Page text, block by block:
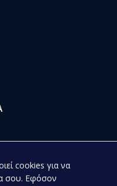
cookies για να
σου. Εφόσον